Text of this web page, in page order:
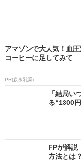
アマゾンで大人気！血
コーヒーに足してみて
PR(森永乳業)
「結局
る“1300
FPが解説
方法とは？